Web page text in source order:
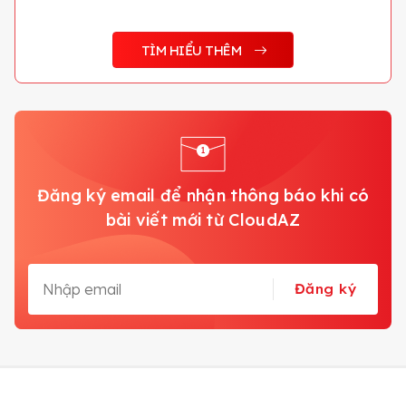
TÌM HIỂU THÊM
Đăng ký email để nhận thông báo khi có
bài viết mới từ CloudAZ
Đăng ký